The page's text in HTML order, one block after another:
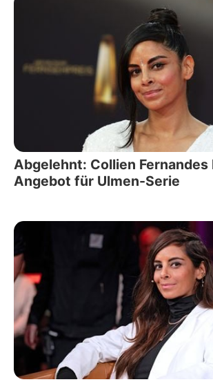
Abgelehnt: Collien Fernandes
Angebot für Ulmen-Serie